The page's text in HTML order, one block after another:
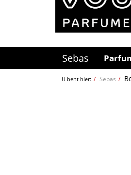
Sebas
U bent hier: Sebas